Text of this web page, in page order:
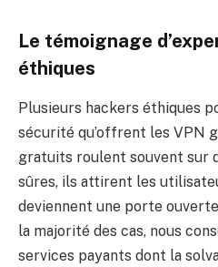
Le témoignage
éthiques
Plusieurs hackers éthiques
sécurité qu’offrent les VPN
gratuits roulent souvent sur
sûres, ils attirent les
deviennent une porte
la majorité des cas, nous
services payants dont la